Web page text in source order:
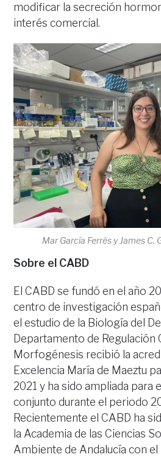
modificar la secreción
interés comercial.
Mar García Ferrés y James C.
Sobre el CABD
El CABD se fundó en el año
centro de investigación
el estudio de la Biología del
Departamento de Regulación
Morfogénesis recibió la
Excelencia María de Maeztu
2021 y ha sido ampliada para
conjunto durante el periodo
Recientemente el CABD ha
la Academia de las Ciencias
Ambiente de Andalucía con